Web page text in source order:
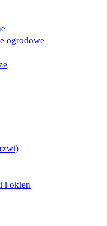
ogrodowe
i okien